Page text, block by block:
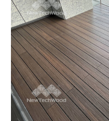
戶外地板 / 陽台露台